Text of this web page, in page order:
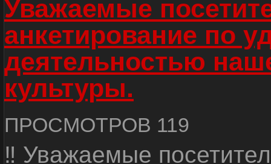
Уважаемые
анкетирование по
деятельностью
культуры.
ПРОСМОТРОВ 119
‼ Уважаемые